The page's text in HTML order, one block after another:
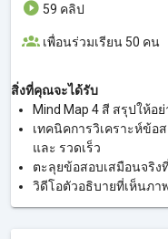
59 คลิป
เพื่อนร่วมเรียน 50 คน
สิ่งที่คุณจะได้รับ
Mind Map 4 สี สรุปให้อ
เทคนิคการวิเคราะห์ข้อ
และ รวดเร็ว
ตะลุยข้อสอบเสมือนจริง
วิดีโอตัวอธิบายที่เห็นภา